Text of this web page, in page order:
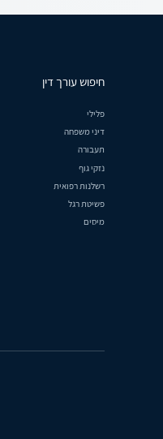
חיפוש עורך דין
פלילי
דיני משפחה
תעבורה
נזקי גוף
רשלנות רפואית
פשיטת רגל
מיסים